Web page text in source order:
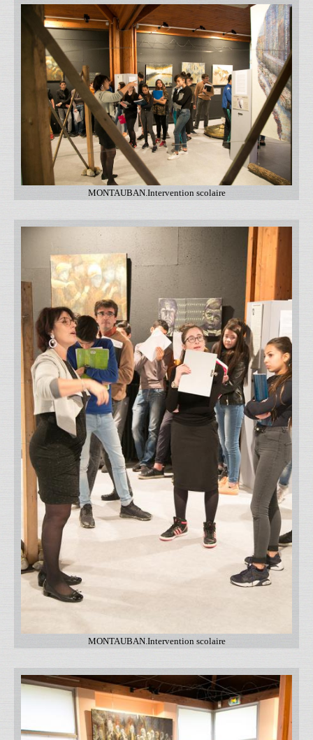
MONTAUBAN.Intervention scolaire
MONTAUBAN.Intervention scolaire